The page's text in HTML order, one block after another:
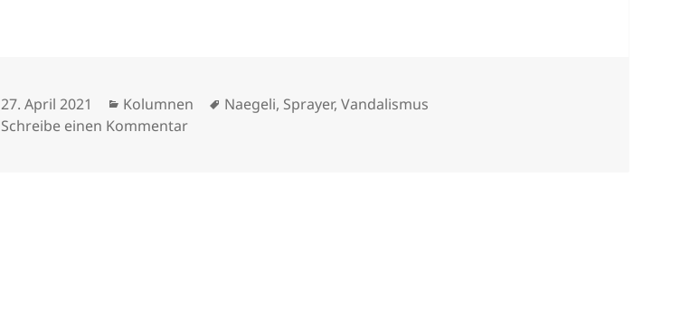
Veröffentlicht
am
27. April 2021 Kategorien
Kolumnen Schlagwörter
Naegeli, Sprayer,Vandalismus
Schreibe einen Kommentarzu Zwischen Vandalismus und Kunst